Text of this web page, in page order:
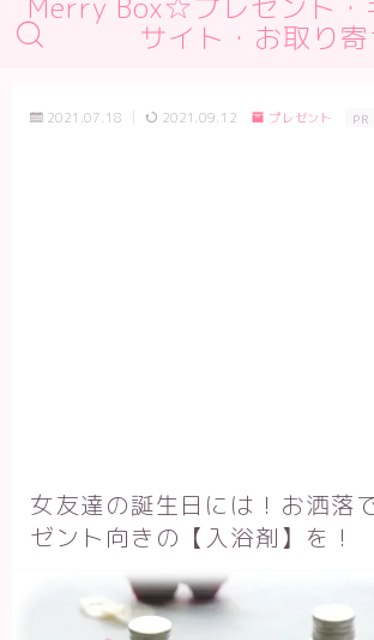
サイト・お取り
デモプリセット記事 #1
2021.07.18 2021.09.12 プレゼント PR
女友達の誕生日には！お洒落
ゼント向きの【入浴剤】を！